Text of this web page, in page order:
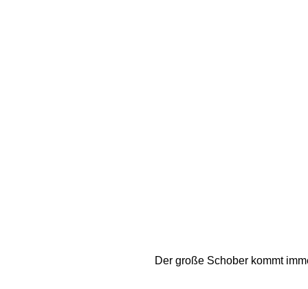
Der große Schober kommt